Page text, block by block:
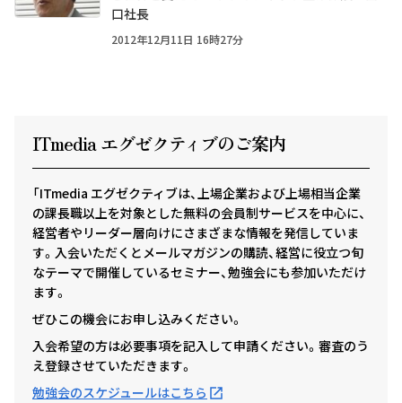
口社長
2012年12月11日 16時27分
ITmedia エグゼクティ ブのご案内
「ITmedia エグゼクティブは、上場企業および上場相当企業
の課長職以上を対象とした無料の会員制サービスを中心に、
経営者やリーダー層向けにさまざまな情報を発信していま
す。入会いただくとメールマガジンの購読、経営に役立つ旬
なテーマで開催しているセミナー、勉強会にも参加いただけ
ます。
ぜひこの機会にお申し込みください。
入会希望の方は必要事項を記入して申請ください。審査のう
え登録させていただきます。
勉強会のスケジュールはこちら